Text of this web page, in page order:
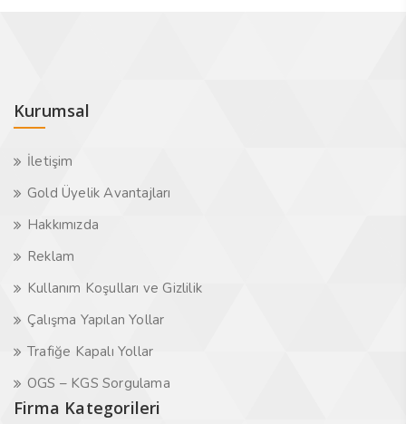
Kurumsal
İletişim
Gold Üyelik Avantajları
Hakkımızda
Reklam
Kullanım Koşulları ve Gizlilik
Çalışma Yapılan Yollar
Trafiğe Kapalı Yollar
OGS – KGS Sorgulama
Firma Kategorileri